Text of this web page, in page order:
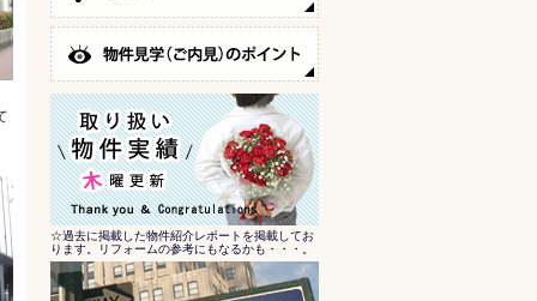
☆過去に掲載した物件紹介レポートを掲載してお
ります。リフォームの参考にもなるかも・・・。